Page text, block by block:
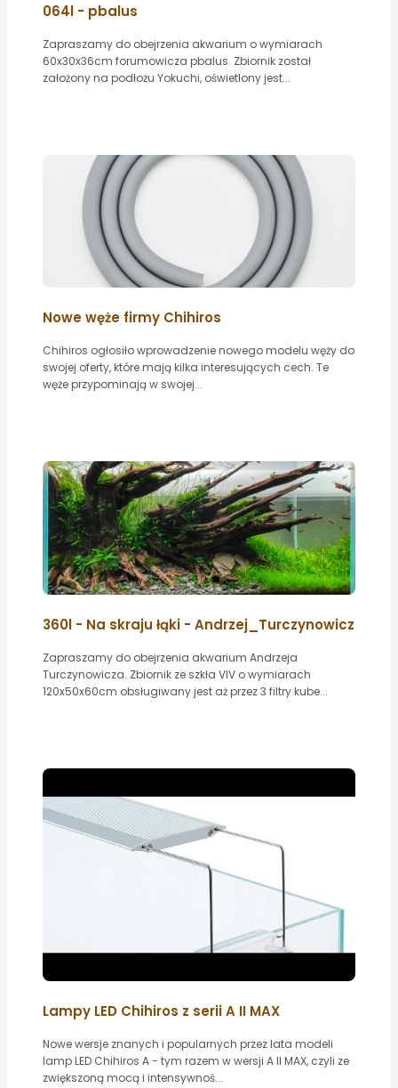
064l - pbalus
Zapraszamy do obejrzenia akwarium o wymiarach
60x30x36cm forumowicza pbalus. Zbiornik został
założony na podłożu Yokuchi, oświetlony jest...
Nowe węże firmy Chihiros
Chihiros ogłosiło wprowadzenie nowego modelu węży do
swojej oferty, które mają kilka interesujących cech. Te
węże przypominają w swojej...
360l - Na skraju łąki - Andrzej_Turczynowicz
Zapraszamy do obejrzenia akwarium Andrzeja
Turczynowicza. Zbiornik ze szkła VIV o wymiarach
120x50x60cm obsługiwany jest aż przez 3 filtry kube...
Lampy LED Chihiros z serii A II MAX
Nowe wersje znanych i popularnych przez lata modeli
lamp LED Chihiros A - tym razem w wersji A II MAX, czyli ze
zwiększoną mocą i intensywnoś...